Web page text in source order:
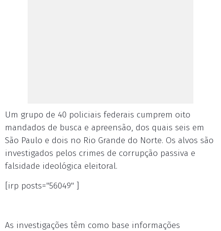
Um grupo de 40 policiais federais cumprem oito
mandados de busca e apreensão, dos quais seis em
São Paulo e dois no Rio Grande do Norte. Os alvos são
investigados pelos crimes de corrupção passiva e
falsidade ideológica eleitoral.
[irp posts="56049" ]
As investigações têm como base informações